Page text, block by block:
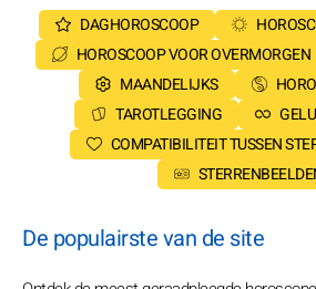
DAGHOROSCOOP
HOROSCOOP VOOR OVERMORGEN
MAANDELIJKS
TAROTLEGGING
COMPATIBILITEIT TUSSEN
De populairste van de site